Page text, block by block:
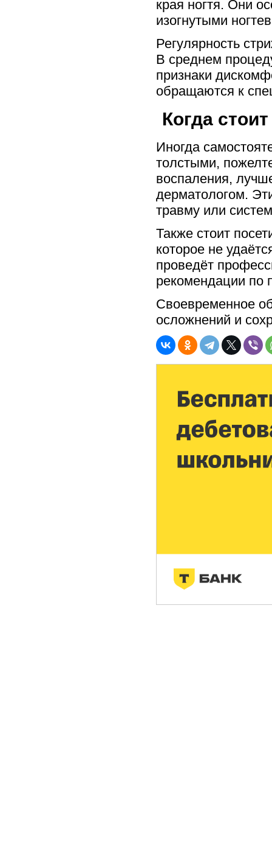
края ногтя. Они
изогнутыми
Регулярность
В среднем
признаки
обращаются к
Когда
Иногда
толстыми,
воспаления,
дерматологом.
травму или
Также стоит
которое не
проведёт
рекомендации по
Своевременное
осложнений и